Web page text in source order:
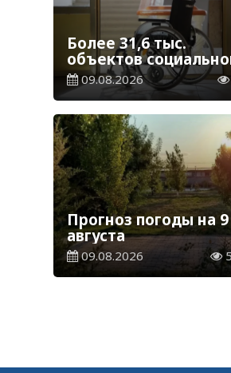
Более 31,6 тыс.
объектов
инфраструктуры
адаптированы для
инвалидностью
09.08.2026
Прогноз погоды на 9
августа
09.08.2026